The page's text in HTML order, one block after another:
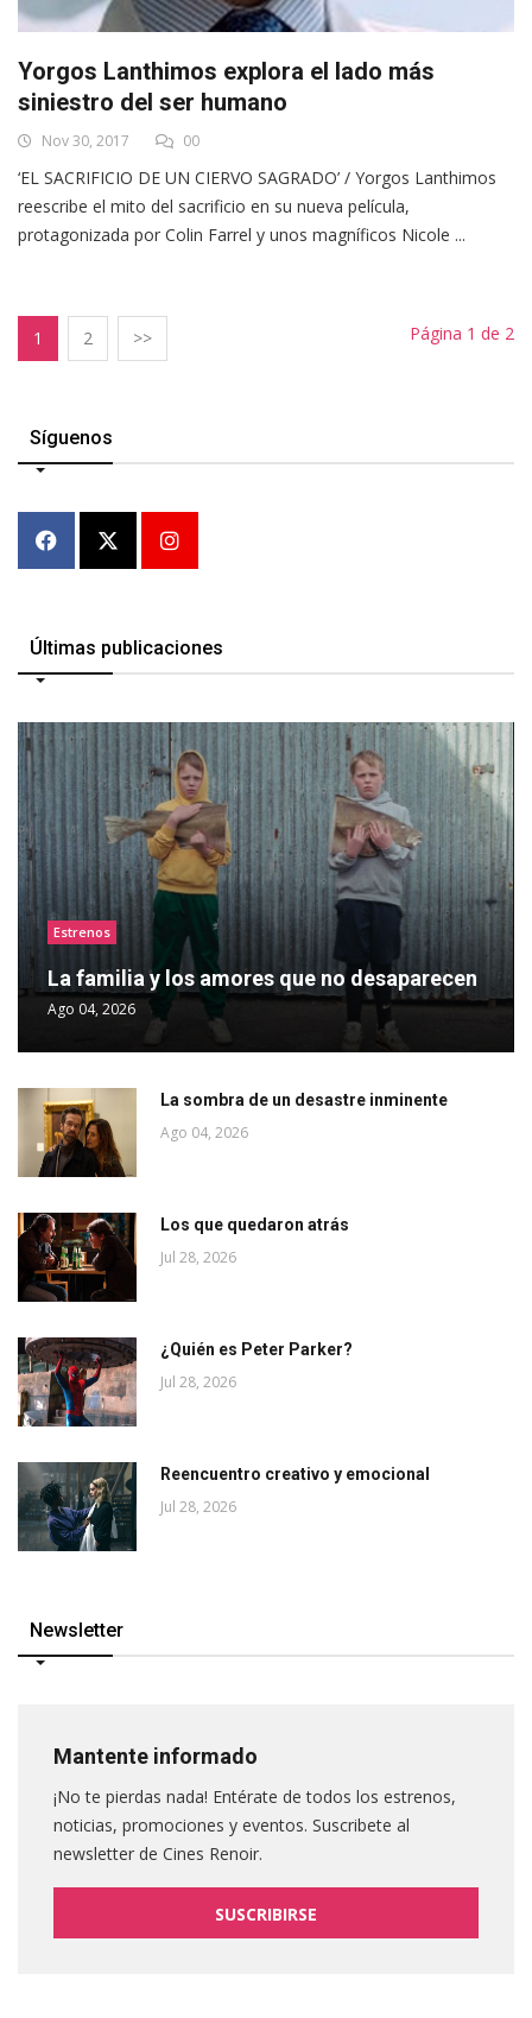
Yorgos Lanthimos explora el lado más
siniestro del ser humano
Nov 30, 2017 00
‘EL SACRIFICIO DE UN CIERVO SAGRADO’ / Yorgos Lanthimos
reescribe el mito del sacrificio en su nueva película,
protagonizada por Colin Farrel y unos magníficos Nicole ...
1 2 >> Página 1 de 2
Síguenos
Últimas publicaciones
Estrenos
La familia y los amores que no desaparecen
Ago 04, 2026
La sombra de un desastre inminente
Ago 04, 2026
Los que quedaron atrás
Jul 28, 2026
¿Quién es Peter Parker?
Jul 28, 2026
Reencuentro creativo y emocional
Jul 28, 2026
Newsletter
Mantente informado
¡No te pierdas nada! Entérate de todos los estrenos,
noticias, promociones y eventos. Suscribete al
newsletter de Cines Renoir.
SUSCRIBIRSE